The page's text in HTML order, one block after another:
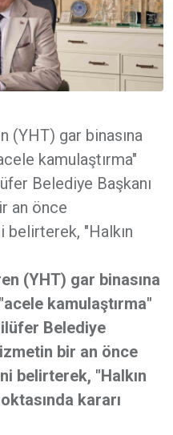
(YHT) gar binasına
kamulaştırma"
Belediye Başkanı
an önce
belirterek, "Halkın
(YHT) gar binasına
kamulaştırma"
Belediye
bir an önce
belirterek, "Halkın
kararı